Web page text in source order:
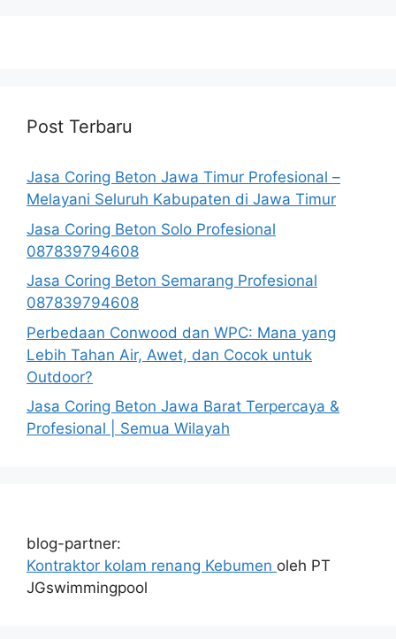
Post Terbaru
Jasa Coring Beton Jawa Timur Profesional –
Melayani Seluruh Kabupaten di Jawa Timur
Jasa Coring Beton Solo Profesional
087839794608
Jasa Coring Beton Semarang Profesional
087839794608
Perbedaan Conwood dan WPC: Mana yang
Lebih Tahan Air, Awet, dan Cocok untuk
Outdoor?
Jasa Coring Beton Jawa Barat Terpercaya &
Profesional | Semua Wilayah
blog-partner:
Kontraktor kolam renang Kebumen oleh PT
JGswimmingpool